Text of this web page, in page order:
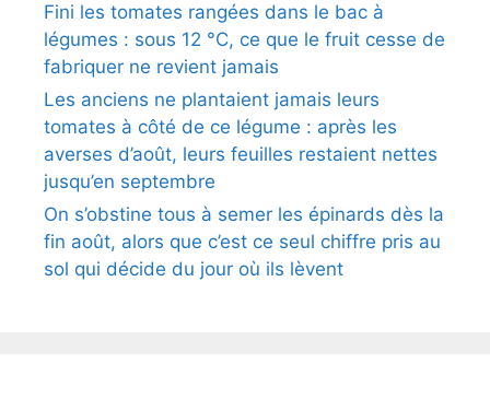
Fini les tomates rangées dans le bac à
légumes : sous 12 °C, ce que le fruit cesse de
fabriquer ne revient jamais
Les anciens ne plantaient jamais leurs
tomates à côté de ce légume : après les
averses d’août, leurs feuilles restaient nettes
jusqu’en septembre
On s’obstine tous à semer les épinards dès la
fin août, alors que c’est ce seul chiffre pris au
sol qui décide du jour où ils lèvent